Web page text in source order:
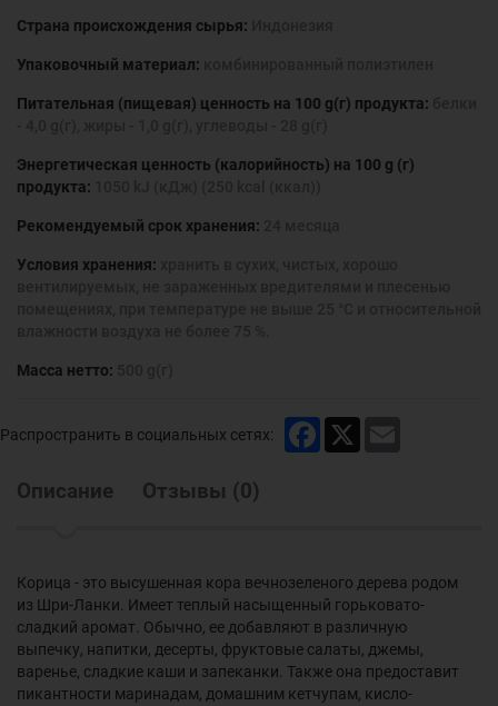
Страна происхождения сырья:
Упаковочный материал:
Питательная (пищевая) ценность на 100 g(г) продукта:
Энергетическая ценность (калорийность) на 100 g (г)
продукта:
Рекомендуемый срок хранения:
Условия хранения:
Масса нетто:
Распространить в социальных сетях: Facebook
Описание Отзывы (0)
Корица - это высушенная кора вечнозеленого дерева родом
из Шри-Ланки. Имеет теплый насыщенный горьковато-
сладкий аромат. Обычно, ее добавляют в различную
выпечку, напитки, десерты, фруктовые салаты, джемы,
варенье, сладкие каши и запеканки. Также она предоставит
пикантности маринадам, домашним кетчупам, кисло-